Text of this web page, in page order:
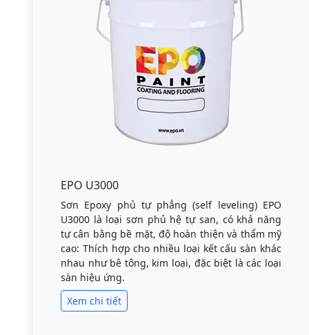
EPO U3000
Sơn Epoxy phủ tự phẳng (self leveling) EPO
U3000 là loại sơn phủ hệ tự san, có khả năng
tự cân bằng bề mặt, độ hoàn thiện và thẩm mỹ
cao: Thích hợp cho nhiều loại kết cấu sàn khác
nhau như bê tông, kim loại, đặc biệt là các loại
sàn hiệu ứng.
Xem chi tiết